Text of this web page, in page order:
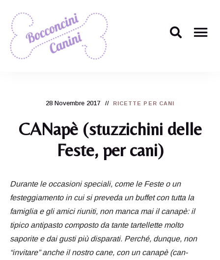
28 Novembre 2017 RICETTE PER CANI
CANapè (stuzzichini delle
Feste, per cani)
Durante le occasioni speciali, come le Feste o un
festeggiamento in cui si preveda un buffet con tutta la
famiglia e gli amici riuniti, non manca mai il canapè: il
tipico antipasto composto da tante tartellette molto
saporite e dai gusti più disparati. Perché, dunque, non
“invitare” anche il nostro cane, con un canapè (can-